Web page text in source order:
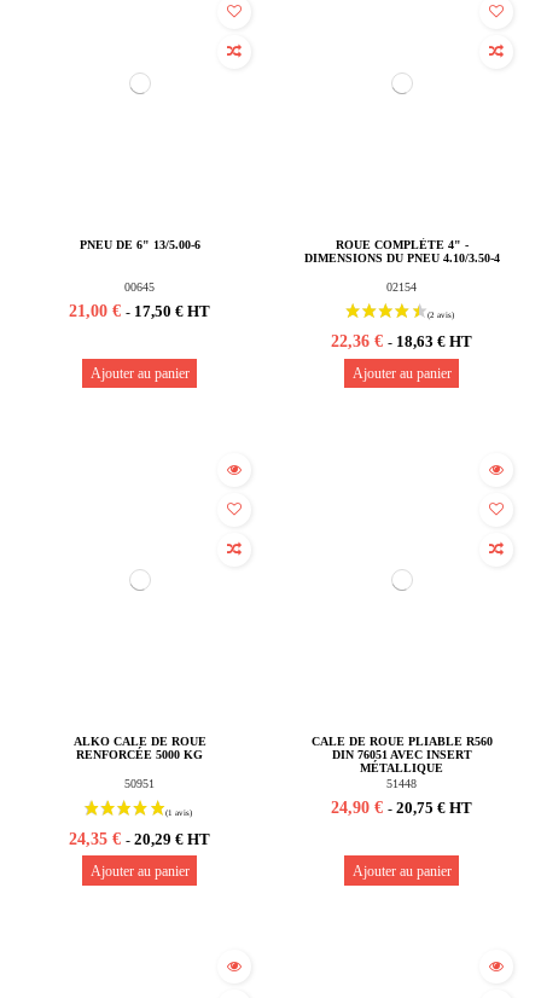
PNEU DE 6" 13/5.00-6
00645
21,00 € - 17,50 € HT
Ajouter au panier
ROUE COMPLÈTE 4" -
DIMENSIONS DU PNEU 4.10/3.50-4
02154
22,36 € - 18,63 € HT
Ajouter au panier
ALKO CALE DE ROUE
RENFORCÉE 5000 KG
50951
24,35 € - 20,29 € HT
Ajouter au panier
CALE DE ROUE PLIABLE R560
DIN 76051 AVEC INSERT
MÉTALLIQUE
51448
24,90 € - 20,75 € HT
Ajouter au panier